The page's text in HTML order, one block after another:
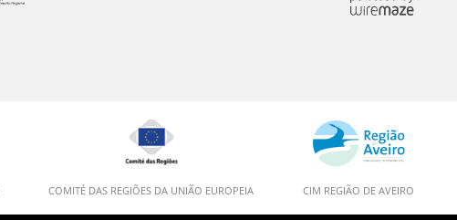
COMITÉ DAS REGIÕES DA UNIÃO EUROPEIA CIM REGIÃO DE AVEIRO